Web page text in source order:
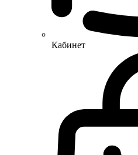
Кабинет